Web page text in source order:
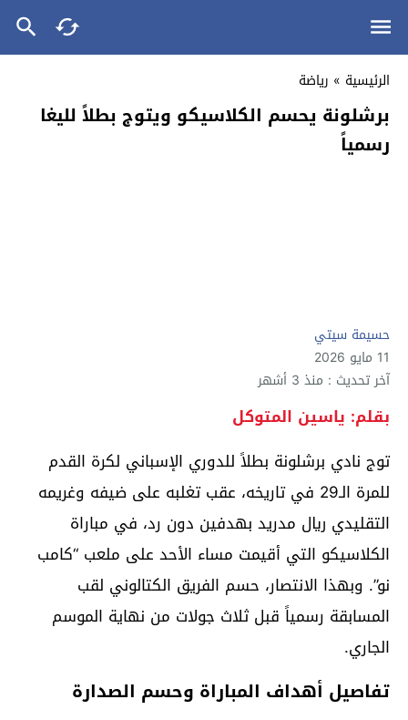
الرئيسية » رياضة
برشلونة يحسم الكلاسيكو ويتوج بطلاً لليغا
رسمياً
حسيمة سيتي
11 مايو 2026
آخر تحديث : منذ 3 أشهر
بقلم: ياسين المتوكل
توج نادي برشلونة بطلاً للدوري الإسباني لكرة القدم
للمرة الـ29 في تاريخه، عقب تغلبه على ضيفه وغريمه
التقليدي ريال مدريد بهدفين دون رد، في مباراة
الكلاسيكو التي أقيمت مساء الأحد على ملعب “كامب
نو”. وبهذا الانتصار، حسم الفريق الكتالوني لقب
المسابقة رسمياً قبل ثلاث جولات من نهاية الموسم
الجاري.
تفاصيل أهداف المباراة وحسم الصدارة